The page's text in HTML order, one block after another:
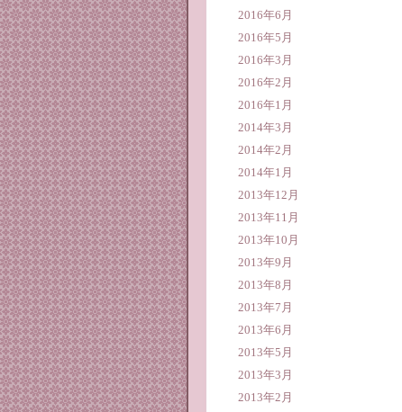
2016年6月
2016年5月
2016年3月
2016年2月
2016年1月
2014年3月
2014年2月
2014年1月
2013年12月
2013年11月
2013年10月
2013年9月
2013年8月
2013年7月
2013年6月
2013年5月
2013年3月
2013年2月